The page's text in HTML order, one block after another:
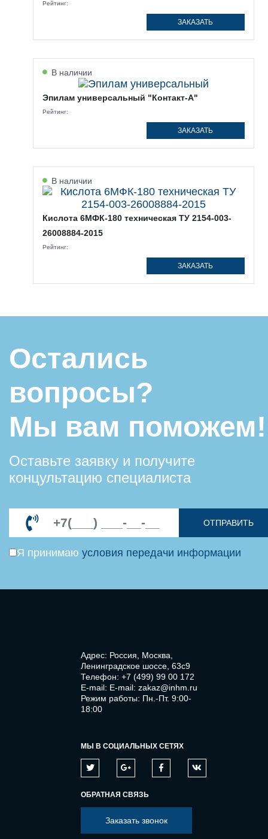
Рейтинг:
ЗАКАЗАТЬ
В наличии
Эпилам универсальный "Контакт-А"
Рейтинг:
ЗАКАЗАТЬ
В наличии
Кислота 6МФК-180 техническая ТУ 2154-003-
26008884-2015
Рейтинг:
ЗАКАЗАТЬ
Остались
вопросы?
Мы вам поможем!
Оставьте заявку и получите
концультацию специалиста
ОТПРАВИТЬ
Я принимаю условия передачи информации
Адрес: Россия, Москва,
Ленинградское шоссе, 63с9
Телефон: +7 (499) 99 00 172
E-mail: E-mail: zakaz@inhm.ru
Режим работы: Пн.-Пт. 9:00-
18:00
МЫ В СОЦИАЛЬНЫХ СЕТЯХ
ОБРАТНАЯ СВЯЗЬ
Заказать звонок